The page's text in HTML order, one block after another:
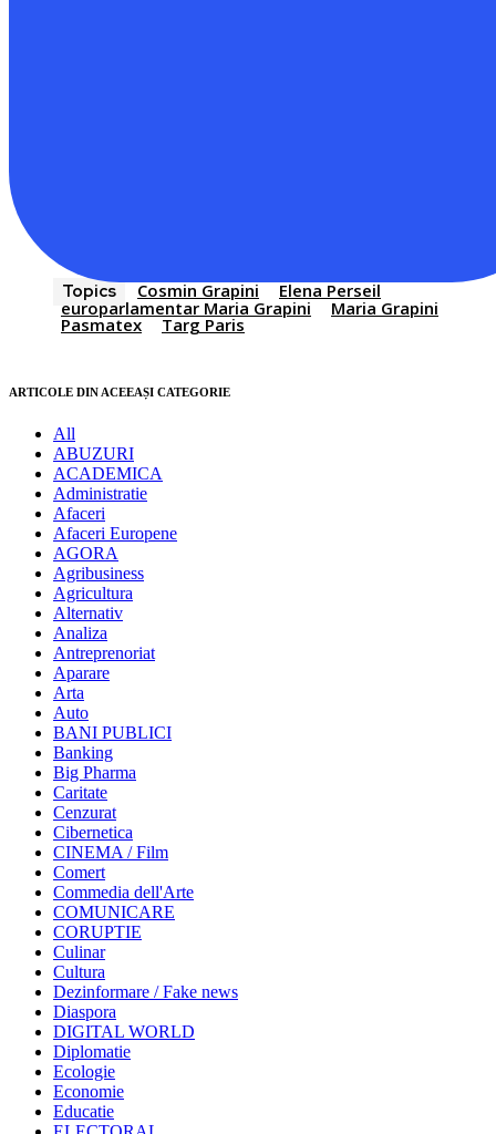
Topics Cosmin Grapini
Elena Perseil
europarlamentar Maria Grapini
Maria Grapini
Pasmatex Targ Paris
ARTICOLE DIN ACEEAȘI CATEGORIE
All
ABUZURI
ACADEMICA
Administratie
Afaceri
Afaceri Europene
AGORA
Agribusiness
Agricultura
Alternativ
Analiza
Antreprenoriat
Aparare
Arta
Auto
BANI PUBLICI
Banking
Big Pharma
Caritate
Cenzurat
Cibernetica
CINEMA / Film
Comert
Commedia dell'Arte
COMUNICARE
CORUPTIE
Culinar
Cultura
Dezinformare / Fake news
Diaspora
DIGITAL WORLD
Diplomatie
Ecologie
Economie
Educatie